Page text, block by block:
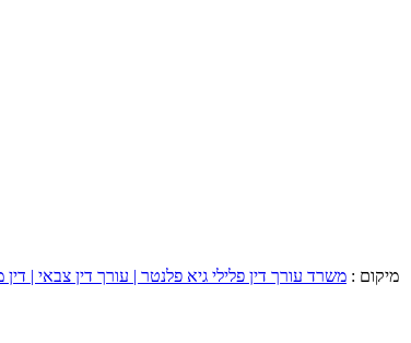
מיקום : משרד עורך דין פלילי גיא פלנטר | עורך דין צבאי |